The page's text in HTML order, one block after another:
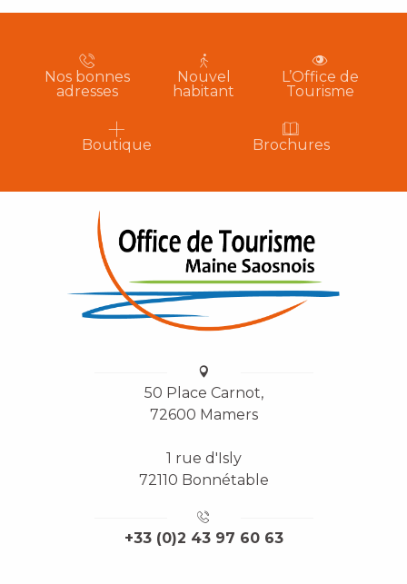
Nos bonnes
adresses
Nouvel
habitant
L’Office de
Tourisme
Boutique Brochures
50 Place Carnot,
72600 Mamers
1 rue d'Isly
72110 Bonnétable
+33 (0)2 43 97 60 63